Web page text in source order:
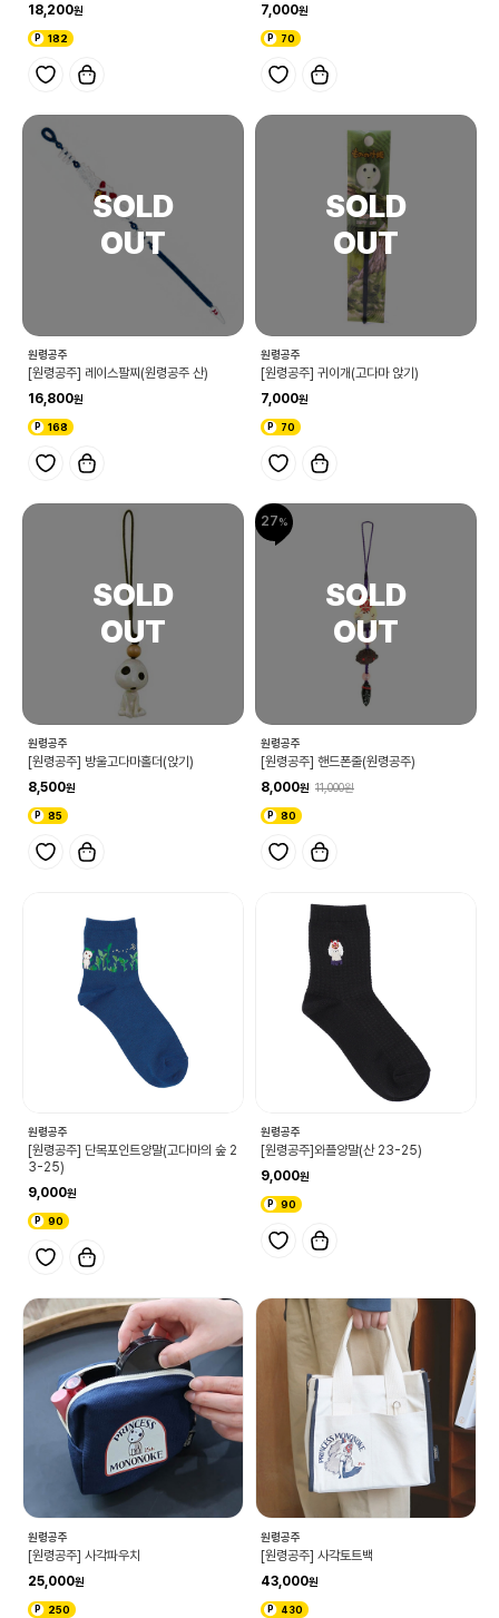
18,200
182
7,000
70
원령공주
[원령공주] 레이스팔찌(원령공주 산)
16,800
168
원령공주
[원령공주] 귀이개(고다마 앉기)
7,000
70
원령공주
[원령공주] 방울고다마홀더(앉기)
8,500
85
27
원령공주
[원령공주] 핸드폰줄(원령공주)
8,000
11,000
80
원령공주
[원령공주] 단목포인트양말(고다마의 숲 2
3-25)
9,000
90
원령공주
[원령공주]와플양말(산 23-25)
9,000
90
원령공주
[원령공주] 사각파우치
25,000
250
원령공주
[원령공주] 사각토트백
43,000
430